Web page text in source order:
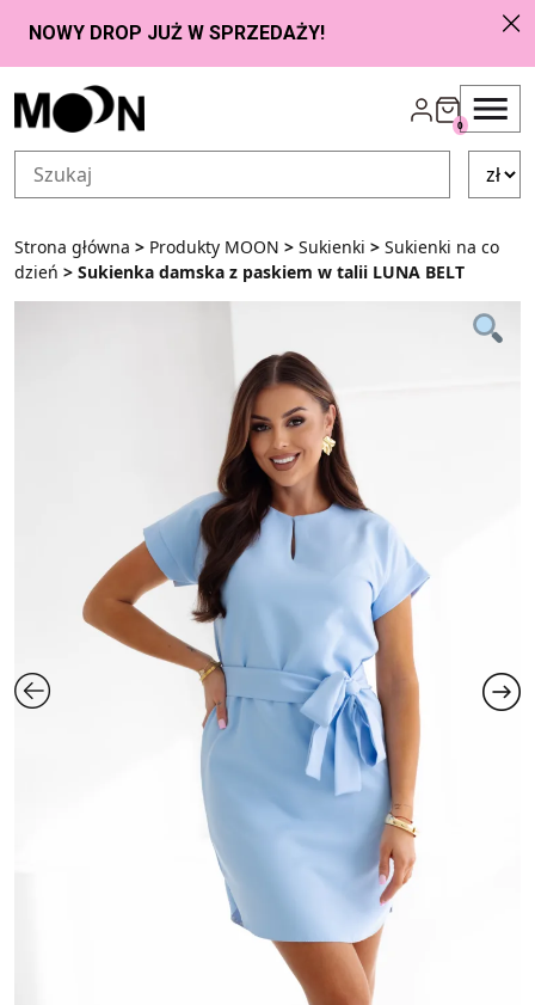
Przejdź do zawartości
0
Strona główna > Produkty MOON > Sukienki > Sukienki na co
dzień > Sukienka damska z paskiem w talii LUNA BELT